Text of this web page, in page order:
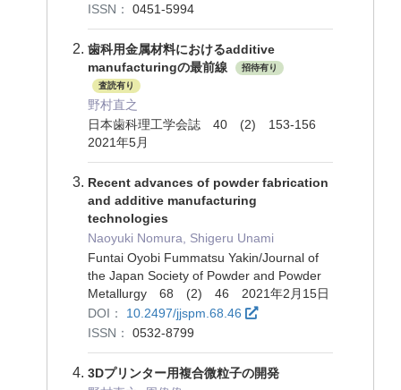
ISSN：
0451-5994
歯科用金属材料におけるadditive
manufacturingの最前線
招待有り
査読有り
野村直之
日本歯科理工学会誌 40 (2) 153-156
2021年5月
Recent advances of powder fabrication
and additive manufacturing
technologies
Naoyuki Nomura, Shigeru Unami
Funtai Oyobi Fummatsu Yakin/Journal of
the Japan Society of Powder and Powder
Metallurgy 68 (2) 46 2021年2月15日
DOI：
10.2497/jjspm.68.46
ISSN：
0532-8799
3Dプリンター用複合微粒子の開発